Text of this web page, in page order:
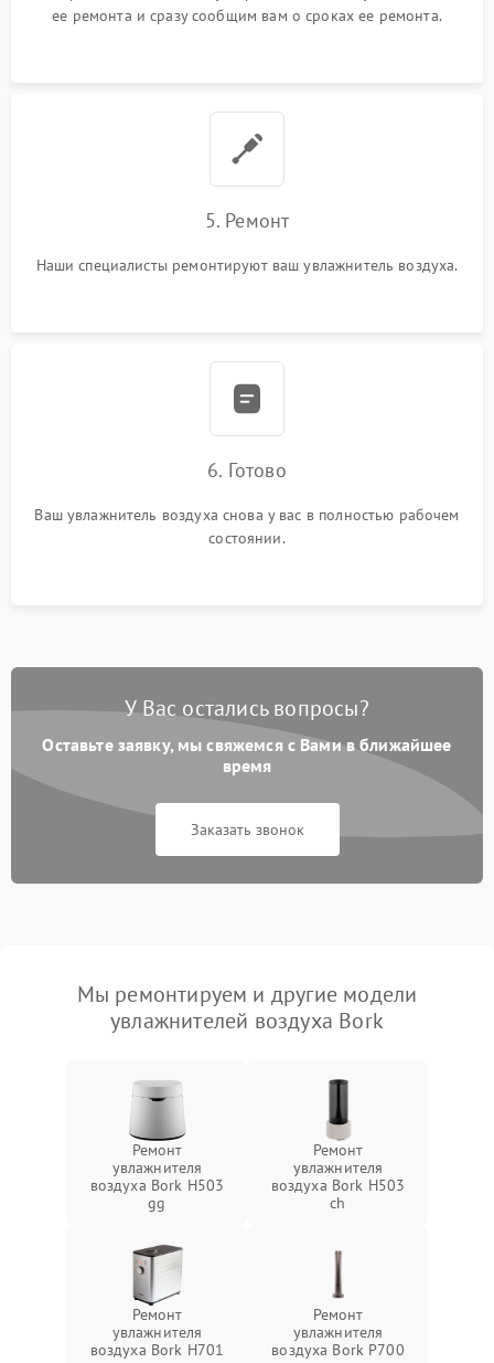
ее ремонта и сразу сообщим вам о сроках ее ремонта.
5. Ремонт
Наши специалисты ремонтируют ваш увлажнитель воздуха.
6. Готово
Ваш увлажнитель воздуха снова у вас в полностью рабочем
состоянии.
У Вас остались вопросы?
Оставьте заявку, мы свяжемся с Вами в ближайшее
время
Заказать звонок
Мы ремонтируем и другие модели
увлажнителей воздуха Bork
Ремонт
увлажнителя
воздуха Bork H503
gg
Ремонт
увлажнителя
воздуха Bork H503
ch
Ремонт
увлажнителя
воздуха Bork H701
Ремонт
увлажнителя
воздуха Bork P700